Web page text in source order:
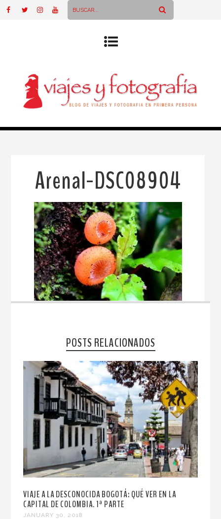
Arenal-DSC08904
POSTS RELACIONADOS
VIAJE A LA DESCONOCIDA BOGOTÁ: QUÉ VER EN LA
CAPITAL DE COLOMBIA. 1ª PARTE
JANUARY 30, 2018